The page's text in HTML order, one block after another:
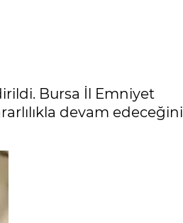
Bursa İl Emniyet
devam edeceğini